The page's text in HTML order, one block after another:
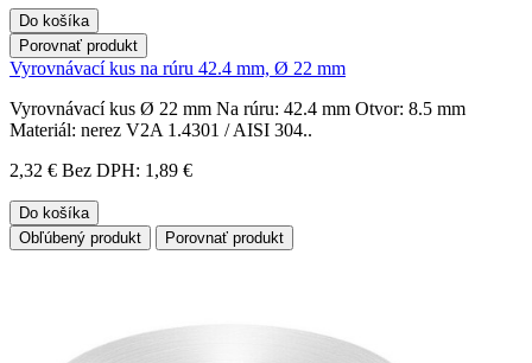
Do košíka
Porovnať produkt
Vyrovnávací kus na rúru 42.4 mm, Ø 22 mm
Vyrovnávací kus Ø 22 mm Na rúru: 42.4 mm Otvor: 8.5 mm
Materiál: nerez V2A 1.4301 / AISI 304..
2,32 € Bez DPH: 1,89 €
Do košíka
Obľúbený produkt
Porovnať produkt